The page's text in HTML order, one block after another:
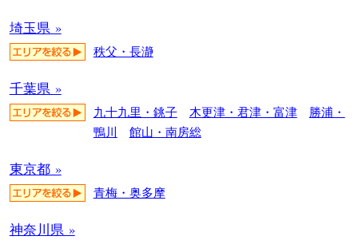
埼玉県 »
秩父・長瀞
千葉県 »
九十九里・銚子 木更津・君津・富津
勝浦・
鴨川
館山・南房総
東京都 »
青梅・奥多摩
神奈川県 »